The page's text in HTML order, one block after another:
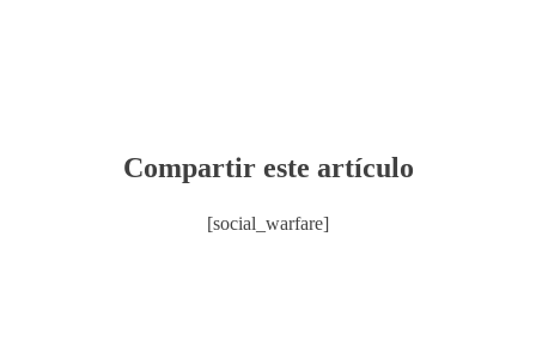
Compartir este artículo
[social_warfare]